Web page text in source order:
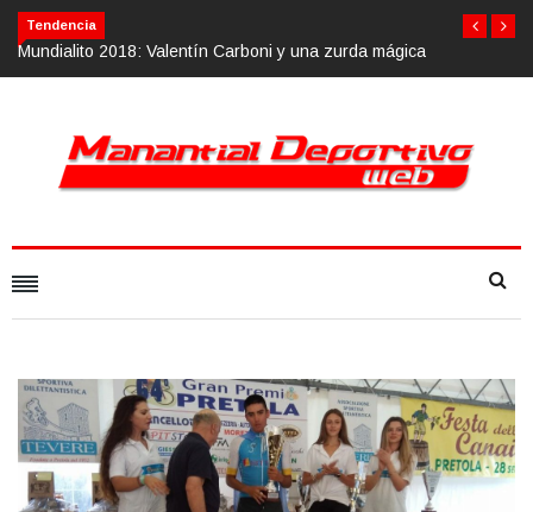
Tendencia
Valentín Carboni y una zurda mágicaCalvario Race 2018, 10 de